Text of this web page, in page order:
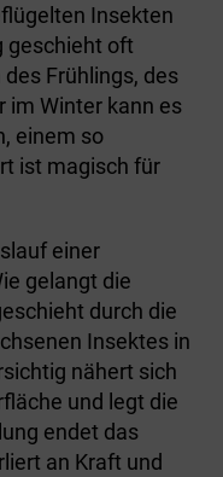
Insekten
geschieht oft
Frühlings, des
im Winter kann es
einem so
ist magisch für
einer
gelangt die
durch die
Insektes in
nähert sich
und legt die
endet das
an Kraft und